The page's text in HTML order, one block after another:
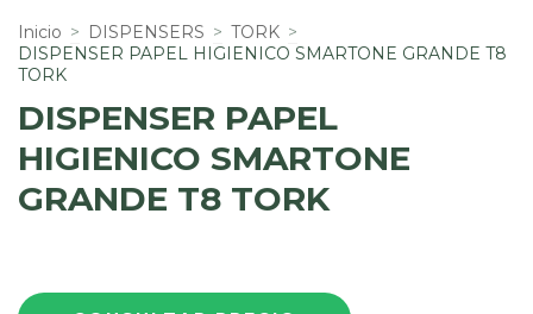
Inicio > DISPENSERS > TORK >
DISPENSER PAPEL HIGIENICO SMARTONE GRANDE T8
TORK
DISPENSER PAPEL
HIGIENICO SMARTONE
GRANDE T8 TORK